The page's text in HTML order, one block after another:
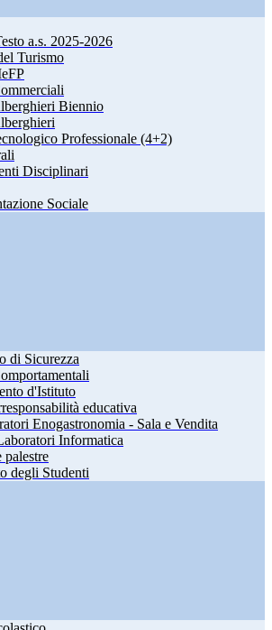
a.s. 2025-2026
Turismo
Biennio
Professionale (4+2)
Disciplinari
Sociale
di Sicurezza
d'Istituto
educativa
Enogastronomia - Sala e Vendita
Informatica
palestre
degli Studenti